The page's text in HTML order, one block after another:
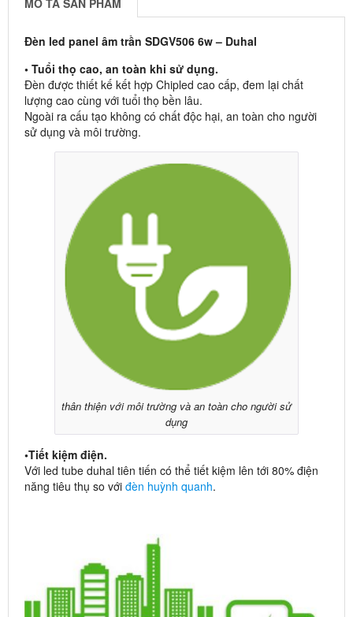
MÔ TẢ SẢN PHẨM
Đèn led panel âm trần SDGV506 6w – Duhal
• Tuổi thọ cao, an toàn khi sử dụng.
Đèn được thiết kế kết hợp Chipled cao cấp, đem lại chất
lượng cao cùng với tuổi thọ bền lâu.
Ngoài ra cấu tạo không có chất độc hại, an toàn cho người
sử dụng và môi trường.
thân thiện với môi trường và an toàn cho người sử
dụng
•Tiết kiệm điện.
Với led tube duhal tiên tiến có thể tiết kiệm lên tới 80% điện
năng tiêu thụ so với đèn huỳnh quanh.